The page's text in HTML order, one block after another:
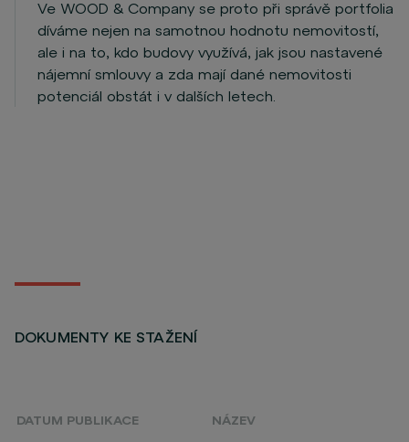
Ve WOOD & Company se proto při správě portfolia
díváme nejen na samotnou hodnotu nemovitostí,
ale i na to, kdo budovy využívá, jak jsou nastavené
nájemní smlouvy a zda mají dané nemovitosti
potenciál obstát i v dalších letech.
DOKUMENTY KE STAŽENÍ
DATUM PUBLIKACE NÁZEV